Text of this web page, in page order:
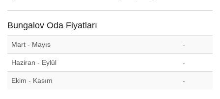
Bungalov Oda Fiyatları
Mart - Mayıs -
Haziran - Eylül -
Ekim - Kasım -